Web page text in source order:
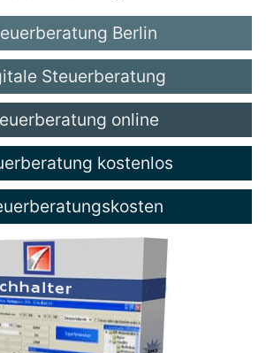
Berlin
Steuerberatung
online
kostenlos